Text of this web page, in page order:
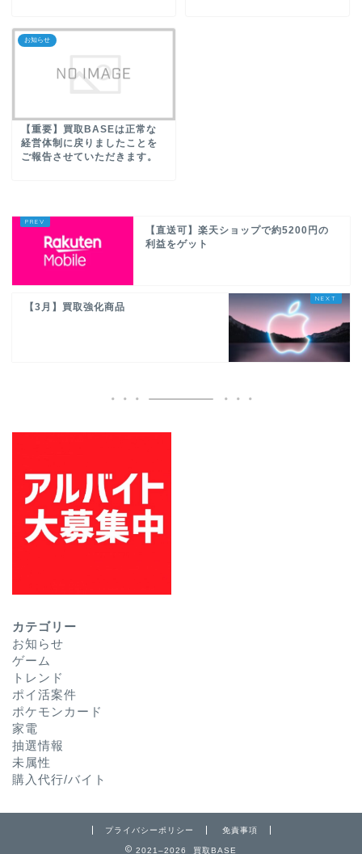
お知らせ
【重要】買取BASEは正常な
経営体制に戻りましたことを
ご報告させていただきます。
【直送可】楽天ショップで約5200円の
利益をゲット
【3月】買取強化商品
カテゴリー
お知らせ
ゲーム
トレンド
ポイ活案件
ポケモンカード
家電
抽選情報
未属性
購入代行/バイト
プライバシーポリシー 免責事項
2021–2026 買取BASE